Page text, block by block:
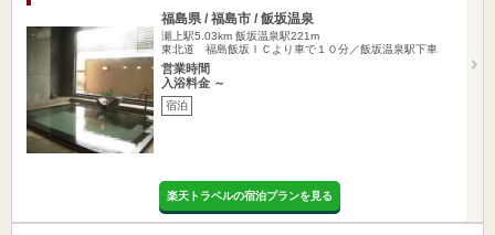
福島県 / 福島市 / 飯坂温泉
瀬上駅5.03km 飯坂温泉駅221m
東北道 福島飯坂ＩＣより車で１０分／飯坂温泉駅下車
営業時間
入浴料金 ～
宿泊
楽天トラベルの宿泊プランを見る